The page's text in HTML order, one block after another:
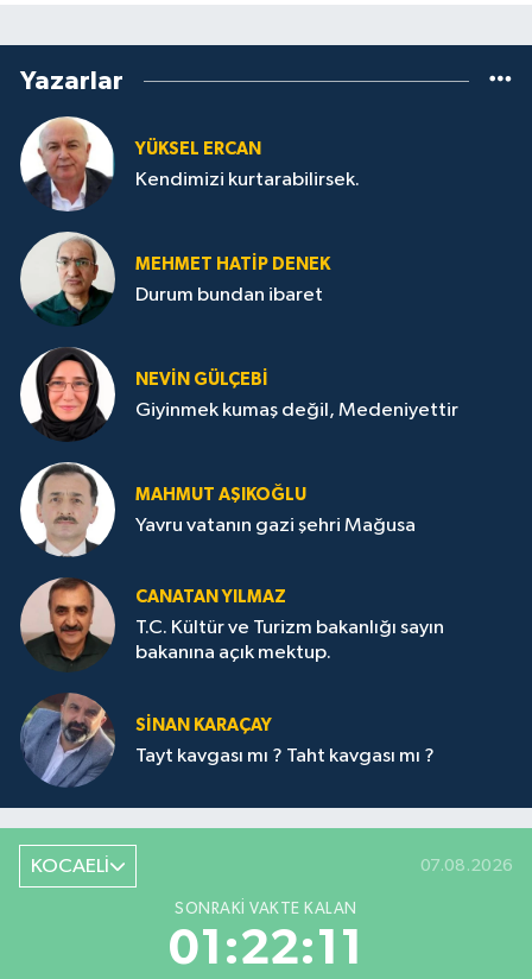
Yazarlar
YÜKSEL ERCAN
Kendimizi kurtarabilirsek.
MEHMET HATİP DENEK
Durum bundan ibaret
NEVİN GÜLÇEBİ
Giyinmek kumaş değil, Medeniyettir
MAHMUT AŞIKOĞLU
Yavru vatanın gazi şehri Mağusa
CANATAN YILMAZ
T.C. Kültür ve Turizm bakanlığı sayın
bakanına açık mektup.
SİNAN KARAÇAY
Tayt kavgası mı ? Taht kavgası mı ?
KOCAELİ 07.08.2026
SONRAKI VAKTE KALAN
01:22:10